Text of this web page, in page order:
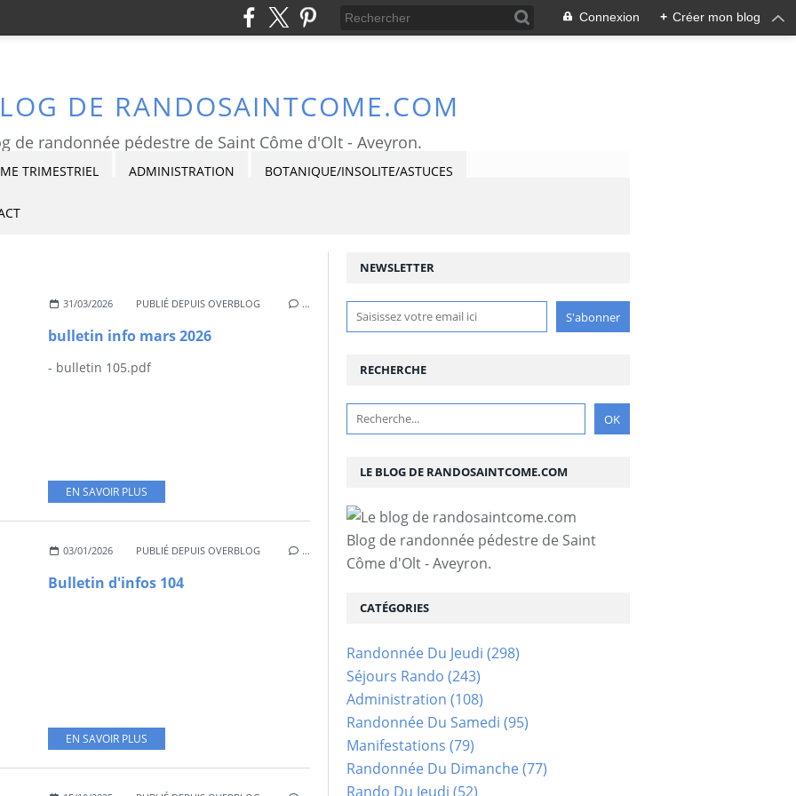
Connexion + Créer mon blog
DE RANDOSAINTCOME.COM
de randonnée pédestre de Saint Côme d'Olt - Aveyron.
TRIMESTRIEL ADMINISTRATION BOTANIQUE/INSOLITE/ASTUCES
31/03/2026 PUBLIÉ DEPUIS OVERBLOG …
bulletin info mars 2026
- bulletin 105.pdf
EN SAVOIR PLUS
03/01/2026 PUBLIÉ DEPUIS OVERBLOG …
Bulletin d'infos 104
EN SAVOIR PLUS
NEWSLETTER
RECHERCHE
LE BLOG DE RANDOSAINTCOME.COM
Blog de randonnée pédestre de Saint
Côme d'Olt - Aveyron.
CATÉGORIES
Randonnée Du Jeudi (298)
Séjours Rando (243)
Administration (108)
Randonnée Du Samedi (95)
Manifestations (79)
Randonnée Du Dimanche(77)
Rando Du Jeudi (52)